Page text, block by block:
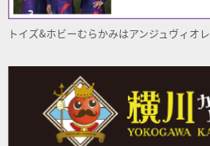
トイズ&ホビーむらかみはアンジュヴィオレ